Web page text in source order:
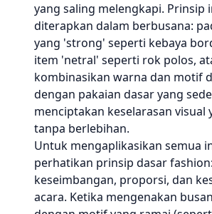
yang saling melengkapi. Prinsip
diterapkan dalam berbusana:
yang 'strong' seperti kebaya
item 'netral' seperti rok polos,
kombinasikan warna dan motif
dengan pakaian dasar yang
menciptakan keselarasan visual
tanpa berlebihan.
Untuk mengaplikasikan semua
perhatikan prinsip dasar fashion:
keseimbangan, proporsi, dan
acara. Ketika mengenakan